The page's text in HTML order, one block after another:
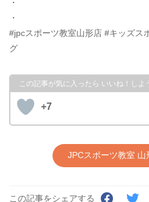
・
・
#jpcスポーツ教室山形店 #キッズス
グ
+7
JPCスポーツ教室 山
この記事をシェアする